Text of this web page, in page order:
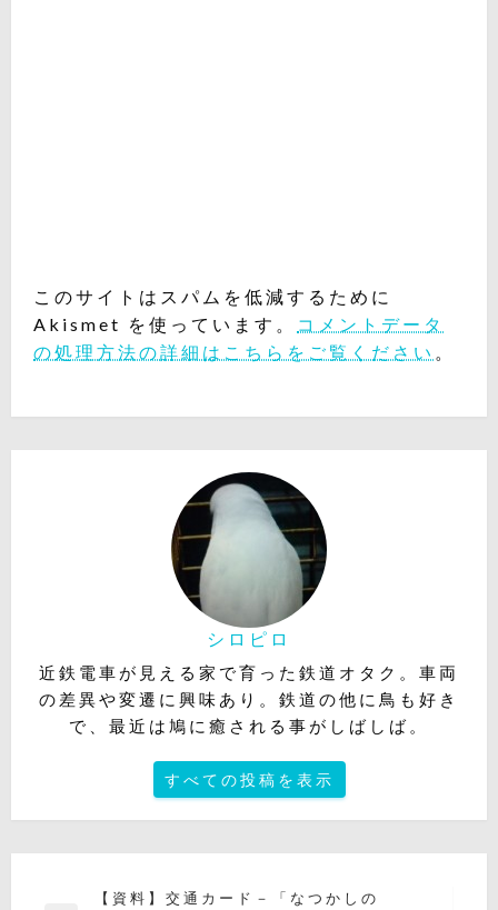
このサイトはスパムを低減するために
Akismet を使っています。
コメントデータ
の処理方法の詳細はこちらをご覧ください 。
シロピロ
近鉄電車が見える家で育った鉄道オタク。車両
の差異や変遷に興味あり。鉄道の他に鳥も好き
で、最近は鳩に癒される事がしばしば。
すべての投稿を表示
【資料】交通カード－「なつかしの